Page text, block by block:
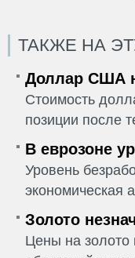
ТАКЖЕ НА
Доллар США
Стоимость
позиции после
В еврозоне
Уровень
экономическая
Золото
Цены на золото